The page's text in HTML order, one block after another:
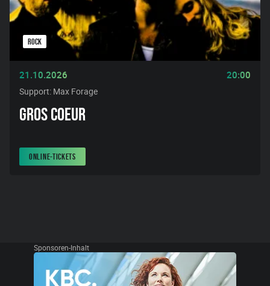
ROCK
21.10.2026 20:00
Support: Max Forage
GROS COEUR
ONLINE-TICKETS
Sponsoren-Inhalt